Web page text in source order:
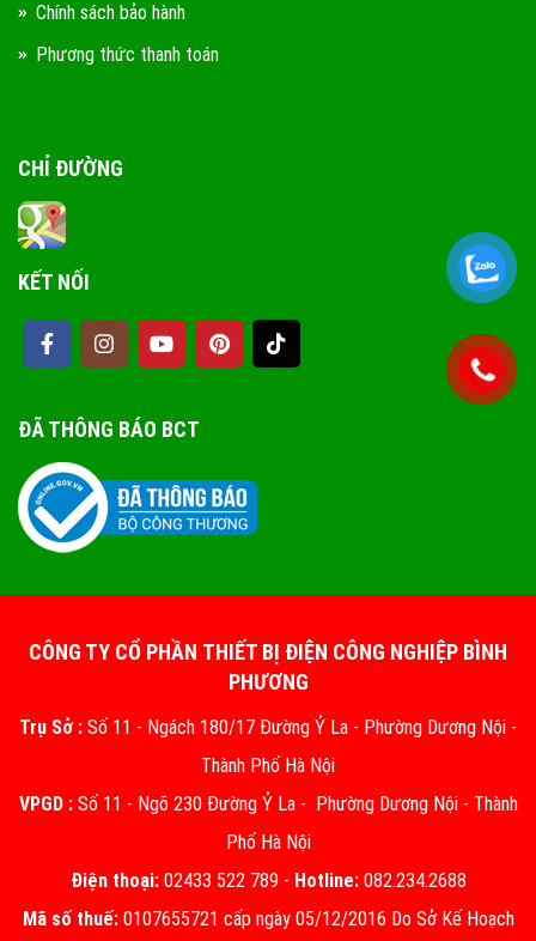
Chính sách bảo hành
Phương thức thanh toán
CHỈ ĐƯỜNG
KẾT NỐI
ĐÃ THÔNG BÁO BCT
CÔNG TY CỔ PHẦN THIẾT BỊ ĐIỆN CÔNG NGHIỆP BÌNH
PHƯƠNG
Trụ Sở : Số 11 - Ngách 180/17 Đường Ỷ La - Phường Dương Nội -
Thành Phố Hà Nội
VPGD :Số 11 - Ngõ 230 Đường Ỷ La - Phường Dương Nội - Thành
Phố Hà Nội
Điện thoại:02433 522 789 - Hotline:082.234.2688
Mã số thuế:0107655721 cấp ngày 05/12/2016 Do Sở Kế Hoạch